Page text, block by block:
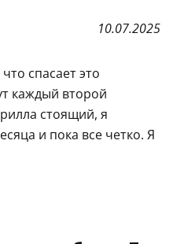
10.07.2025
спасает это
каждый второй
стоящий, я
и пока все четко. Я